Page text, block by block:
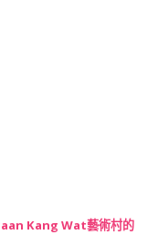
Kang Wat藝術村的